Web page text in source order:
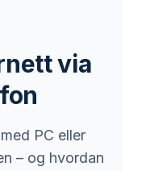
via
PC eller
– og hvordan